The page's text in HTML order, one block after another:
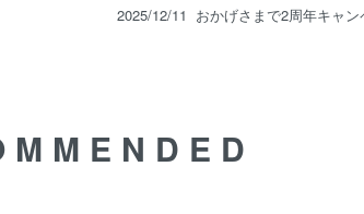
2025/12/11 おかげさまで2周年キャン